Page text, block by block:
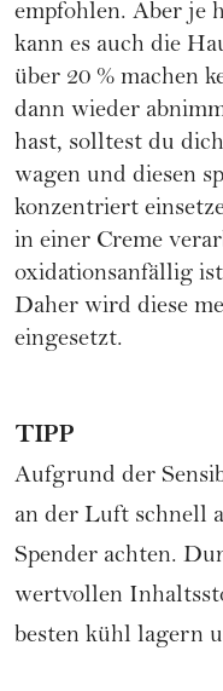
empfohlen. Aber je
kann es auch die
über 20 % machen
dann wieder
hast, solltest du
wagen und diesen
konzentriert
in einer Creme
oxidationsanfällig
Daher wird diese
eingesetzt.
TIPP
Aufgrund der
an der Luft schnell
Spender achten.
wertvollen
besten kühl lagern